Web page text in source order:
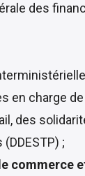
des
en charge de
des
;
commerce